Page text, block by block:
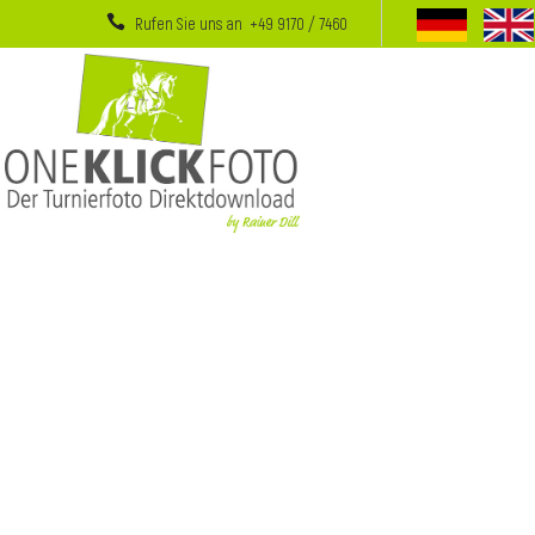
Rufen Sie uns an +49 9170 / 7460